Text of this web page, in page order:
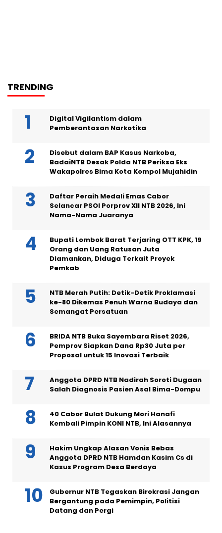
TRENDING
Digital Vigilantism dalam
Pemberantasan Narkotika
Disebut dalam BAP Kasus Narkoba,
BadaiNTB Desak Polda NTB Periksa Eks
Wakapolres Bima Kota Kompol Mujahidin
Daftar Peraih Medali Emas Cabor
Selancar PSOI Porprov XII NTB 2026, Ini
Nama-Nama Juaranya
Bupati Lombok Barat Terjaring OTT KPK, 19
Orang dan Uang Ratusan Juta
Diamankan, Diduga Terkait Proyek
Pemkab
NTB Merah Putih: Detik-Detik Proklamasi
ke-80 Dikemas Penuh Warna Budaya dan
Semangat Persatuan
BRIDA NTB Buka Sayembara Riset 2026,
Pemprov Siapkan Dana Rp30 Juta per
Proposal untuk 15 Inovasi Terbaik
Anggota DPRD NTB Nadirah Soroti Dugaan
Salah Diagnosis Pasien Asal Bima-Dompu
40 Cabor Bulat Dukung Mori Hanafi
Kembali Pimpin KONI NTB, Ini Alasannya
Hakim Ungkap Alasan Vonis Bebas
Anggota DPRD NTB Hamdan Kasim Cs di
Kasus Program Desa Berdaya
Gubernur NTB Tegaskan Birokrasi Jangan
Bergantung pada Pemimpin, Politisi
Datang dan Pergi